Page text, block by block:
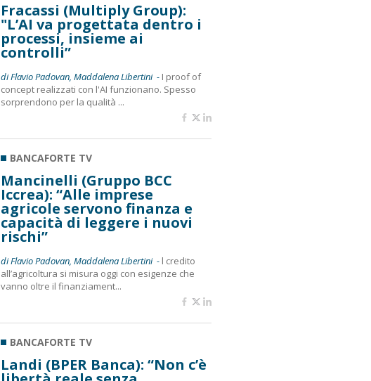
Fracassi (Multiply Group):
"L’AI va progettata dentro i
processi, insieme ai
controlli”
di Flavio Padovan, Maddalena Libertini - I proof of
concept realizzati con l'AI funzionano. Spesso
sorprendono per la qualità ...
BANCAFORTE TV
Mancinelli (Gruppo BCC
Iccrea): “Alle imprese
agricole servono finanza e
capacità di leggere i nuovi
rischi”
di Flavio Padovan, Maddalena Libertini - l credito
all’agricoltura si misura oggi con esigenze che
vanno oltre il finanziament...
BANCAFORTE TV
Landi (BPER Banca): “Non c’è